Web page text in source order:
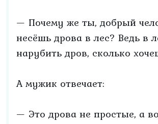
— Почему же ты, добрый
несёшь дрова в лес? Ведь в
нарубить дров, сколько
А мужик отвечает:
— Это дрова не простые, а